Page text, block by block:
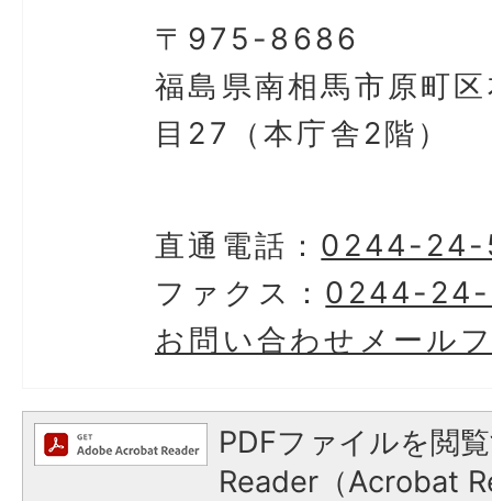
〒975-8686
福島県南相馬市原町
目27（本庁舎2階）
直通電話： 0244-
ファクス： 0244-
お問い合わせメール
PDFファイルを閲
Reader（Acrobat